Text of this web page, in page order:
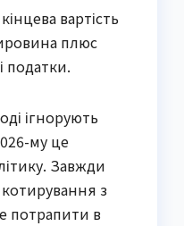
вартість
плюс
податки.
ігнорують
му це
Завжди
котирування з
потрапити в